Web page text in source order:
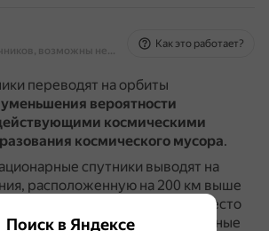
На основе источников, возможны неточности
Как это работает?
переводят на орбиты
вероятности
космическими
космического мусора.
спутники выводят на
расположенную на 200 км выше
орбиты, чтобы освободить место
Низкоорбитальные военные
Поиск в Яндексе